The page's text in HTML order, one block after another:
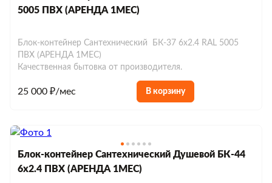
5005 ПВХ (АРЕНДА 1МЕС)
Блок-контейнер Сантехнический БК-37 6х2.4 RAL 5005
ПВХ (АРЕНДА 1МЕС)
Качественная бытовка от производителя.
25 000 ₽/мес В корзину
Блок-контейнер Сантехнический Душевой БК-44
6х2.4 ПВХ (АРЕНДА 1МЕС)